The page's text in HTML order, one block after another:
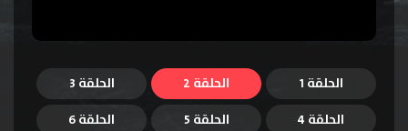
الحلقة 1 الحلقة 2
الحلقة 3
الحلقة 4
الحلقة 5 الحلقة 6